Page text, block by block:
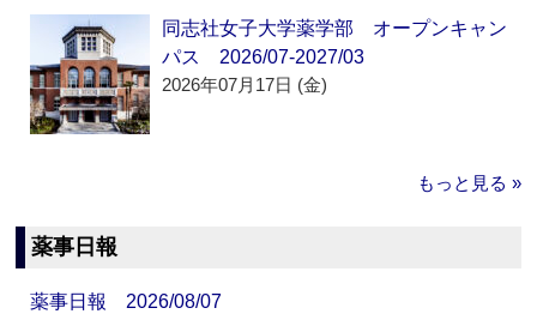
同志社女子大学薬学部 オープンキャン
パス 2026/07-2027/03
2026年07月17日 (金)
もっと見る »
薬事日報
薬事日報 2026/08/07